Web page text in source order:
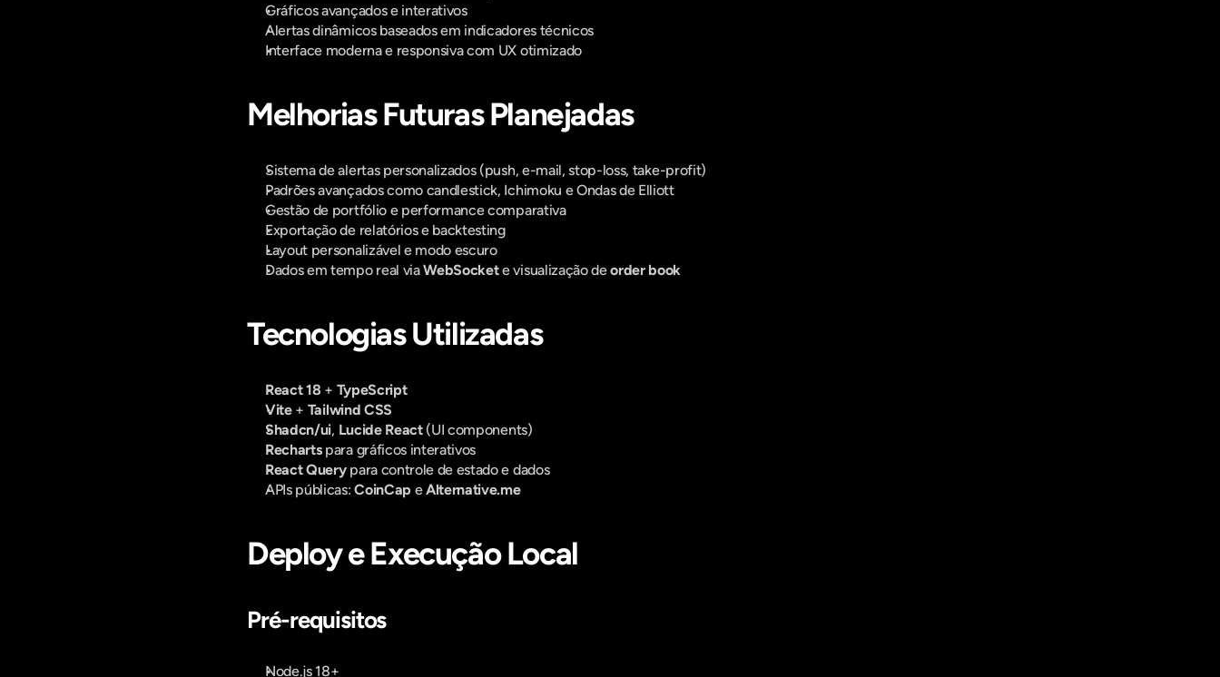
Gráficos avançados e interativos
Alertas dinâmicos baseados em indicadores técnicos
Interface moderna e responsiva com UX otimizado
Melhorias Futuras Planejadas
Sistema de alertas personalizados (push, e-mail, stop-loss, take-profit)
Padrões avançados como candlestick, Ichimoku e Ondas de Elliott
Gestão de portfólio e performance comparativa
Exportação de relatórios e backtesting
Layout personalizável e modo escuro
Dados em tempo real via WebSocket e visualização de order book
Tecnologias Utilizadas
React 18 + TypeScript
Vite + Tailwind CSS
Shadcn/ui, Lucide React (UI components)
Recharts para gráficos interativos
React Query para controle de estado e dados
APIs públicas: CoinCap e Alternative.me
Deploy e Execução Local
Pré-requisitos
Node.js 18+